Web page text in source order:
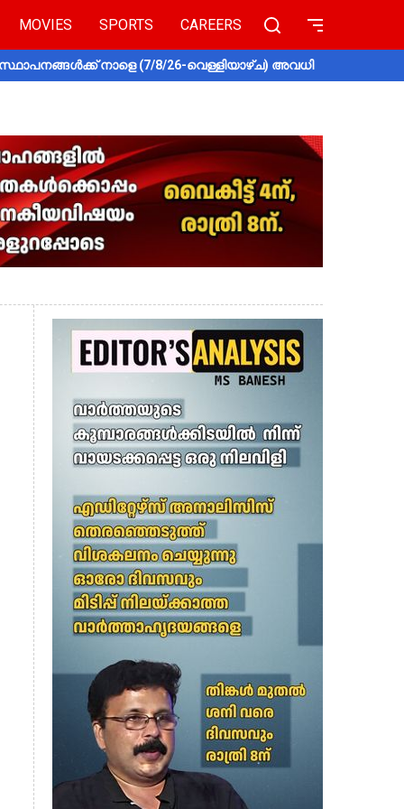
MOVIES SPORTS CAREERS
നാളെ (7/8/26-വെള്ളിയാഴ്ച) അവധി